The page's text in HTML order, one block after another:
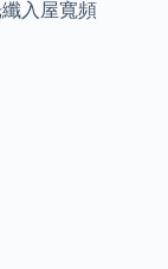
入屋寬頻